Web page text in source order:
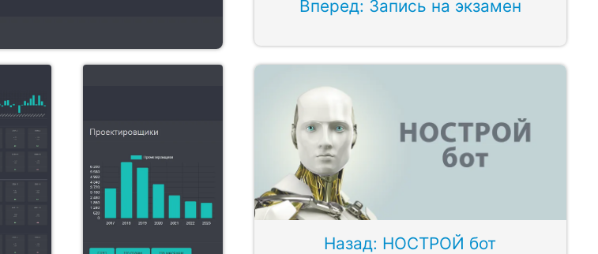
Вперед: Запись на экзамен
Назад: НОСТРОЙ бот